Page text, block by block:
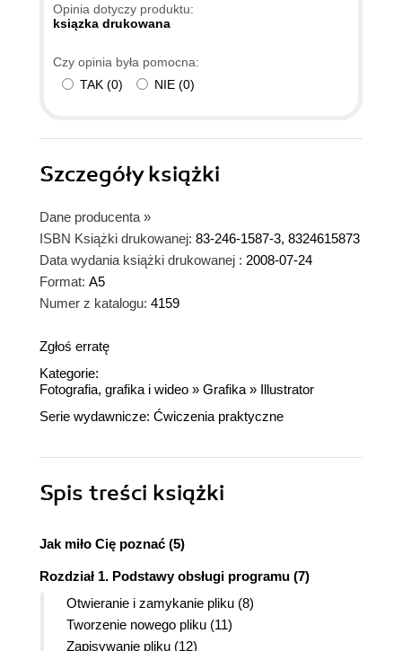
ćwiczeń wszystkim, którzy chcą zacząć swoją
perspektywą zaprzyjaźnienia się z nim na dłużej :)
Opinia dotyczy produktu:
ksiązka drukowana
Czy opinia była pomocna:
TAK (0) NIE (0)
Szczegółyksiążki
Dane producenta »
ISBN Książki drukowanej: 83-246-1587-3, 8324615873
Data wydania książki drukowanej : 2008-07-24
Format: A5
Numer z katalogu: 4159
Zgłoś erratę
Kategorie:
Fotografia, grafika i wideo » Grafika » Illustrator
Serie wydawnicze: Ćwiczenia praktyczne
Spis treści książki
Jak miło Cię poznać (5)
Rozdział 1. Podstawy obsługi programu (7)
Otwieranie i zamykanie pliku (8)
Tworzenie nowego pliku (11)
Zapisywanie pliku (12)